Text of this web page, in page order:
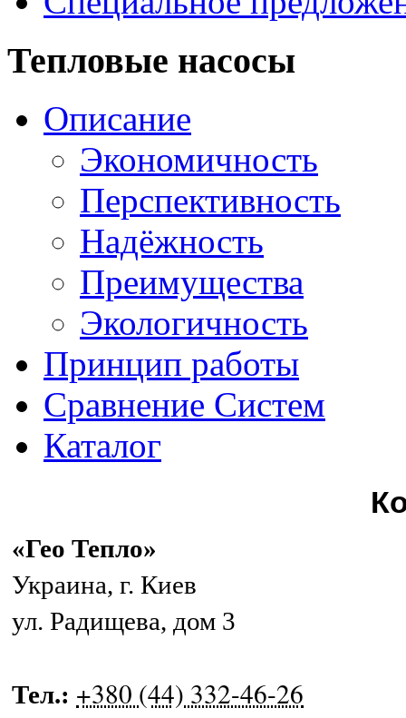
Тепловые насосы
Описание
Экономичность
Перспективность
Надёжность
Преимущества
Экологичность
Принцип работы
Сравнение Систем
Каталог
«Гео Тепло»
Украина, г. Киев
ул. Радищева, дом 3
Тел.: +380 (44) 332-46-26